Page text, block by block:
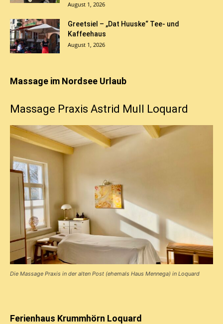
August 1, 2026
Greetsiel – „Dat Huuske“ Tee- und
Kaffeehaus
August 1, 2026
Massage im Nordsee Urlaub
Massage Praxis Astrid Mull Loquard
Die Massage Praxis in der alten Post (ehemals Haus Mennega) in Loquard
Ferienhaus Krummhörn Loquard